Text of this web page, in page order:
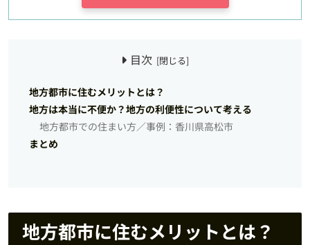
目次
地方都市に住むメリットとは？
地方は本当に不便か？地方の利便性について考える
地方都市での住まい方／事例：香川県高松市
まとめ
地方都市に住むメリットとは？